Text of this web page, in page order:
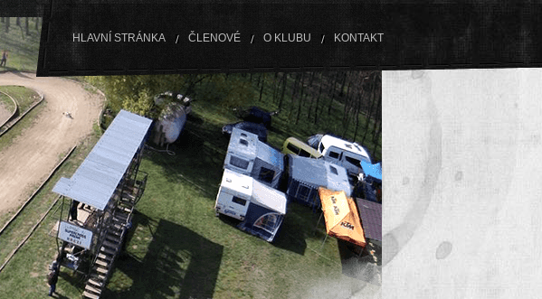
HLAVNÍ STRÁNKA ČLENOVÉ O KLUBU KONTAKT